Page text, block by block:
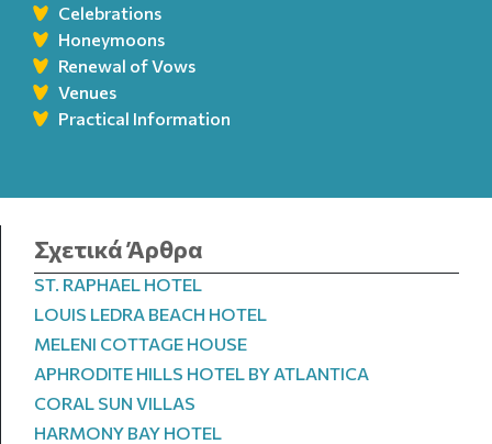
Celebrations
Honeymoons
Renewal of Vows
Venues
Practical Information
Σχετικά Άρθρα
ST. RAPHAEL HOTEL
LOUIS LEDRA BEACH HOTEL
MELENI COTTAGE HOUSE
APHRODITE HILLS HOTEL BY ATLANTICA
CORAL SUN VILLAS
HARMONY BAY HOTEL